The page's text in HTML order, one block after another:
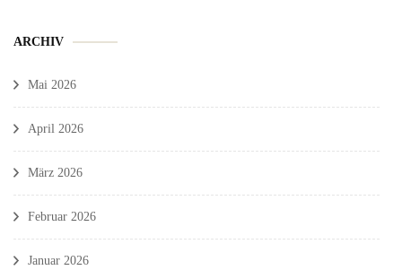
ARCHIV
Mai 2026
April 2026
März 2026
Februar 2026
Januar 2026